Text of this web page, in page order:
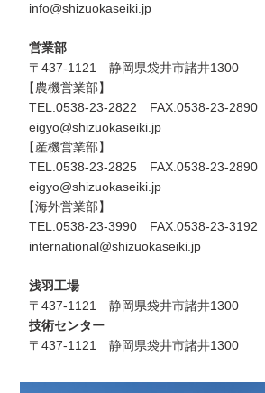
info@shizuokaseiki.jp
営業部
〒437-1121 静岡県袋井市諸井1300
【農機営業部】
TEL.0538-23-2822 FAX.0538-23-2890
eigyo@shizuokaseiki.jp
【産機営業部】
TEL.0538-23-2825 FAX.0538-23-2890
eigyo@shizuokaseiki.jp
【海外営業部】
TEL.0538-23-3990 FAX.0538-23-3192
international@shizuokaseiki.jp
浅羽工場
〒437-1121 静岡県袋井市諸井1300
技術センター
〒437-1121 静岡県袋井市諸井1300